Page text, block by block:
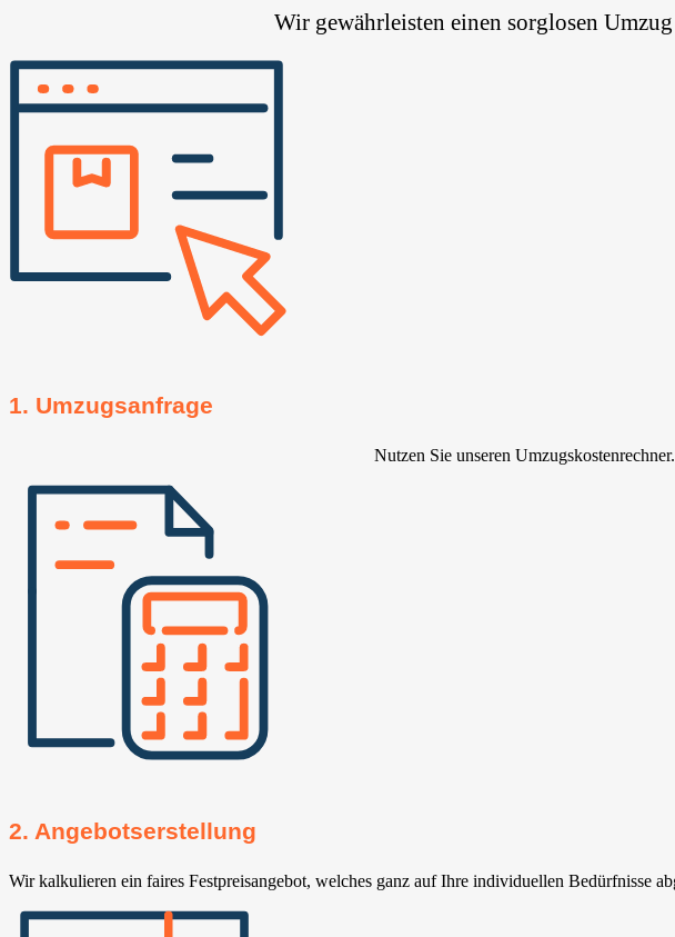
Wir gewährleisten einen sorglosen
1. Umzugsanfrage
Nutzen Sie unseren
2. Angebotserstellung
Wir kalkulieren ein faires Festpreisangebot, welches ganz auf Ihre individuellen Bedürfnisse